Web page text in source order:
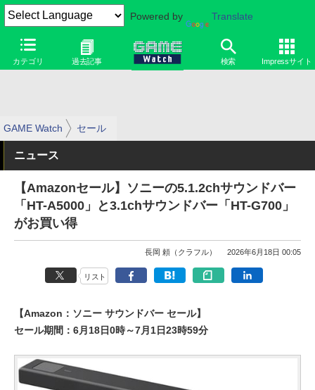
Powered by Translate
カテゴリ 過去記事 検索 Impressサイト
GAME Watch セール
ニュース
【Amazonセール】ソニーの5.1.2chサウンドバー
「HT-A5000」と3.1chサウンドバー「HT-G700」
がお買い得
長岡 頼（クラフル） 2026年6月18日 00:05
リスト
【Amazon：ソニー サウンドバー セール】
セール期間：6月18日0時～7月1日23時59分